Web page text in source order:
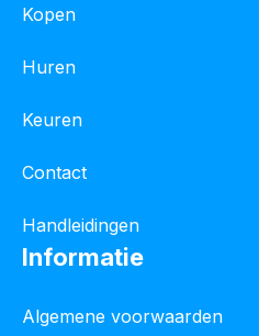
Kopen
Huren
Keuren
Contact
Handleidingen
Informatie
Algemene voorwaarden